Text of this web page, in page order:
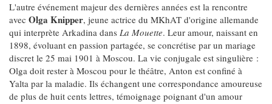
L'autre événement majeur des dernières années est la rencontre
avec Olga Knipper, jeune actrice du MKhAT d'origine allemande
qui interprète Arkadina dans La Mouette. Leur amour, naissant en
1898, évoluant en passion partagée, se concrétise par un mariage
discret le 25 mai 1901 à Moscou. La vie conjugale est singulière :
Olga doit rester à Moscou pour le théâtre, Anton est confiné à
Yalta par la maladie. Ils échangent une correspondance amoureuse
de plus de huit cents lettres, témoignage poignant d'un amour